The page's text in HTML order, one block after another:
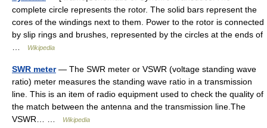
complete circle represents the rotor. The solid bars represent the
cores of the windings next to them. Power to the rotor is connected
by slip rings and brushes, represented by the circles at the ends of
Wikipedia
SWR meter— The SWR meter or VSWR (voltage standing wave
ratio) meter measures the standing wave ratio in a transmission
line. This is an item of radio equipment used to check the quality of
the match between the antenna and the transmission line.The
VSWR… …
Wikipedia